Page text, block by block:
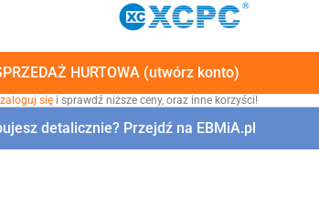
HURTOWA (utwórz konto)
zaloguj się i sprawdź niższe ceny, oraz inne korzyści!
detalicznie? Przejdź na EBMiA.pl